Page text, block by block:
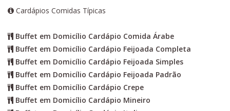
Cardápios Comidas Típicas
Buffet em Domicílio Cardápio Comida Árabe
Buffet em Domicílio Cardápio Feijoada Completa
Buffet em Domicílio Cardápio Feijoada Simples
Buffet em Domicílio Cardápio Feijoada Padrão
Buffet em Domicílio Cardápio Crepe
Buffet em Domicílio Cardápio Mineiro